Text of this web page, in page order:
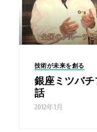
技術が未来を創る
銀座ミツバ
話
2012年1月